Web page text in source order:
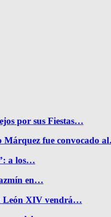
por sus Fiestas…
Márquez fue convocado
a los…
en…
León XIV vendrá…